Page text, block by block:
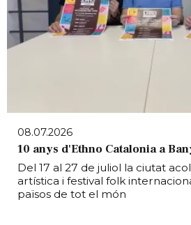
08.07.2026
10 anys d'Ethno Catalonia a
Del 17 al 27 de juliol la ciutat
artística i festival folk
països de tot el món